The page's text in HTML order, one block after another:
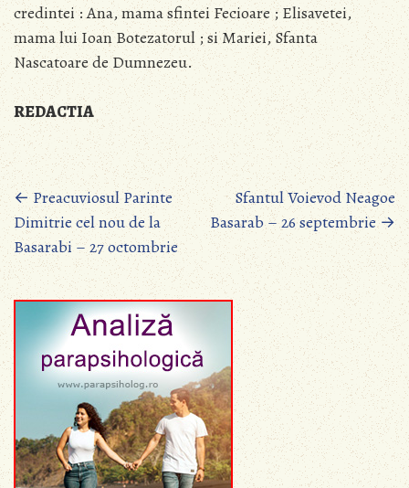
credintei : Ana, mama sfintei Fecioare ; Elisavetei,
mama lui Ioan Botezatorul ; si Mariei, Sfanta
Nascatoare de Dumnezeu.
REDACTIA
Posts
navigation
← Preacuviosul Parinte
Dimitrie cel nou de la
Basarabi – 27 octombrie
Sfantul Voievod Neagoe
Basarab – 26 septembrie→